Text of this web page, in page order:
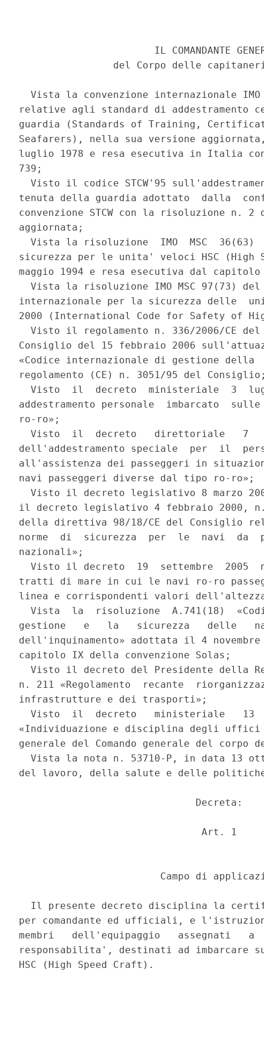
IL COMANDANTE
del Corpo delle
Vista la convenzione internazionale
relative agli standard di addestramento
guardia (Standards of Training,
Seafarers), nella sua versione
luglio 1978 e resa esecutiva in Italia con
739;
Visto il codice STCW'95
tenuta della guardia adottato  dalla
convenzione STCW con la risoluzione n.
aggiornata;
Vista la risoluzione  IMO  MSC  36(63)
sicurezza per le unita' veloci HSC (High
maggio 1994 e resa esecutiva dal
Vista la risoluzione IMO MSC 97(73)
internazionale per la sicurezza delle
2000 (International Code for Safety of
Visto il regolamento n. 336/2006/CE
Consiglio del 15 febbraio 2006
«Codice internazionale di gestione
regolamento (CE) n. 3051/95 del
Visto  il  decreto  ministeriale  3
addestramento personale  imbarcato
ro-ro»;
Visto  il  decreto   direttoriale   7
dell'addestramento speciale  per  il
all'assistenza dei passeggeri in
navi passeggeri diverse dal tipo ro-ro»;
Visto il decreto legislativo 8 marzo
il decreto legislativo 4 febbraio 2000,
della direttiva 98/18/CE del Consiglio
norme  di  sicurezza  per  le  navi  da
nazionali»;
Visto il decreto  19  settembre  2005
tratti di mare in cui le navi ro-ro
linea e corrispondenti valori
Vista  la  risoluzione  A.741(18)
gestione   e   la   sicurezza   delle
dell'inquinamento» adottata il 4
capitolo IX della convenzione Solas;
Visto il decreto del Presidente della
n. 211 «Regolamento  recante
infrastrutture e dei trasporti»;
Visto  il  decreto   ministeriale   13
«Individuazione e disciplina degli
generale del Comando generale del
Vista la nota n. 53710-P, in data 13
del lavoro, della salute e delle
                              Decreta:
                               Art. 1
Campo di
Il presente decreto disciplina la
per comandante ed ufficiali, e
membri   dell'equipaggio   assegnati
responsabilita', destinati ad